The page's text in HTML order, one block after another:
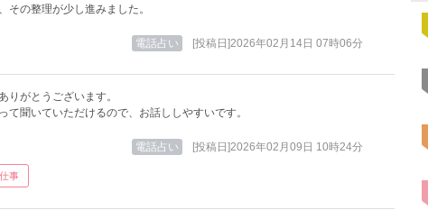
その整理が少し進みました。
電話占い [投稿日]2026年02月14日 07時06分
りがとうございます。
て聞いていただけるので、お話ししやすいです。
電話占い [投稿日]2026年02月09日 10時24分
仕事